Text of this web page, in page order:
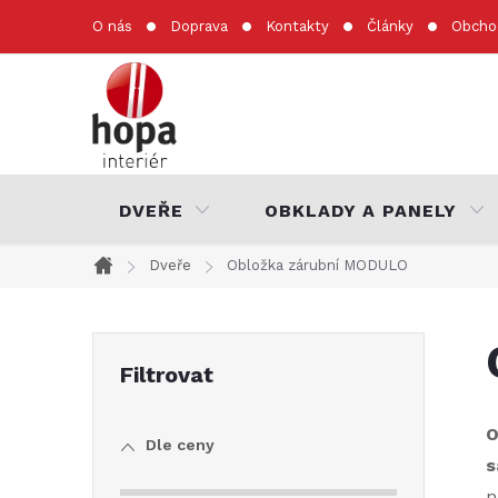
O nás Doprava Kontakty Články
DVEŘE OBKLADY A PANELY
Domů
Dveře Obložka zárubní MODULO
Dle ceny